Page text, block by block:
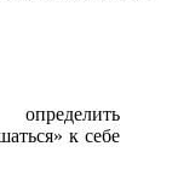
к себе